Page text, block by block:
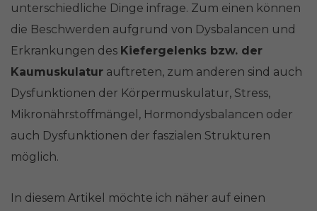
unterschiedliche Dinge infrage. Zum einen können
die Beschwerden aufgrund von Dysbalancen und
Erkrankungen des Kiefergelenks bzw. der
Kaumuskulatur auftreten, zum anderen sind auch
Dysfunktionen der Körpermuskulatur, Stress,
Mikronährstoffmängel, Hormondysbalancen oder
auch Dysfunktionen der faszialen Strukturen
möglich.
In diesem Artikel möchte ich näher auf einen